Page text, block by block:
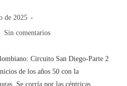
de 2025
Sin comentarios
Circuito San Diego-Parte 2
de los años 50 con la
Se corría por las céntricas…